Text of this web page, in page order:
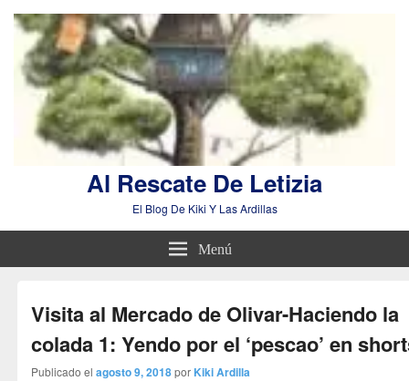
Al Rescate De Letizia
El Blog De Kiki Y Las Ardillas
Menú
Visita al Mercado de Olivar-Haciendo la
colada 1: Yendo por el ‘pescao’ en
Publicado el agosto 9, 2018por Kiki Ardilla